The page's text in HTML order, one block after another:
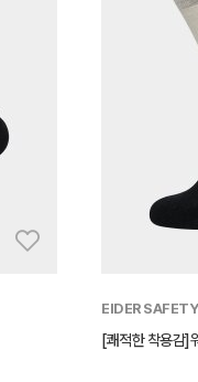
EIDER SAFETY
[쾌적한 착용감]